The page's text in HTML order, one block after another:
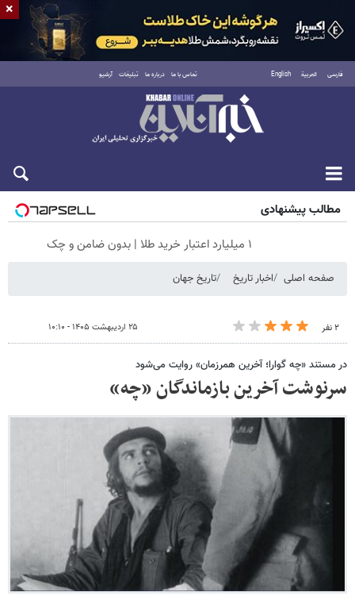
فارسی العربية English تماس با ما درباره ما تبلیغات آرشیو
جمعه ۱۶ مرداد ۱۴۰۵
مطالب پیشنهادی
۱ میلیارد اعتبار خرید طلا | بدون ضامن و چک
صفحه اصلی اخبار تاریخ تاریخ جهان
۲ نفر ۲۵ اردیبهشت ۱۴۰۵ - ۱۰:۱۰
در مستند «چه گوارا؛ آخرین همرزمان» روایت می‌شود
سرنوشت آخرین بازماندگان «چه»
×